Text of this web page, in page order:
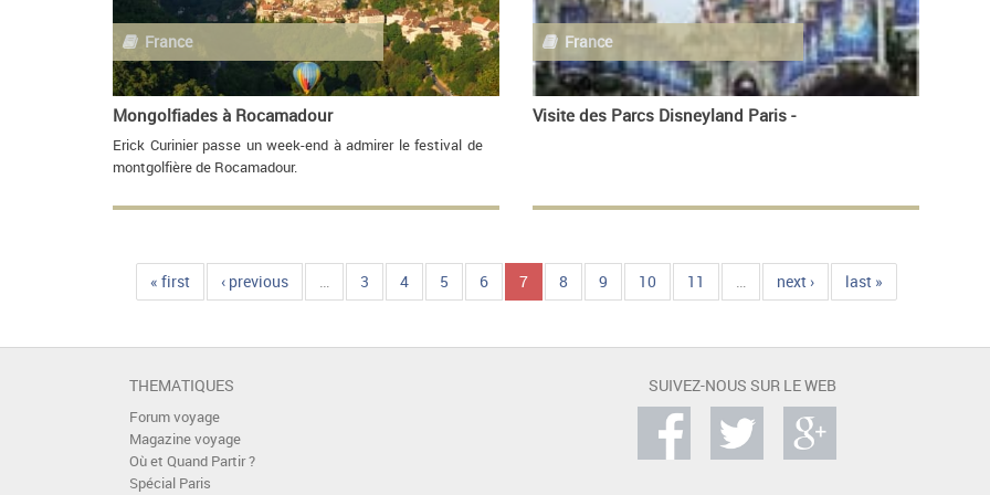
France
Mongolfiades à Rocamadour
Erick Curinier passe un week-end à admirer le festival de
montgolfière de Rocamadour.
France
Visite des Parcs Disneyland Paris -
« first ‹ previous … 3 4 5 6 7 8 9 10 11 … next › last »
THEMATIQUES
Forum voyage
Magazine voyage
Où et Quand Partir ?
Spécial Paris
SUIVEZ-NOUS SUR LE WEB